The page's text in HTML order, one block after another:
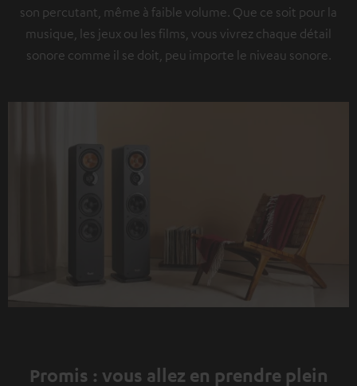
son percutant, même à faible volume. Que ce soit pour la
musique, les jeux ou les films, vous vivrez chaque détail
sonore comme il se doit, peu importe le niveau sonore.
Promis : vous allez en prendre plein